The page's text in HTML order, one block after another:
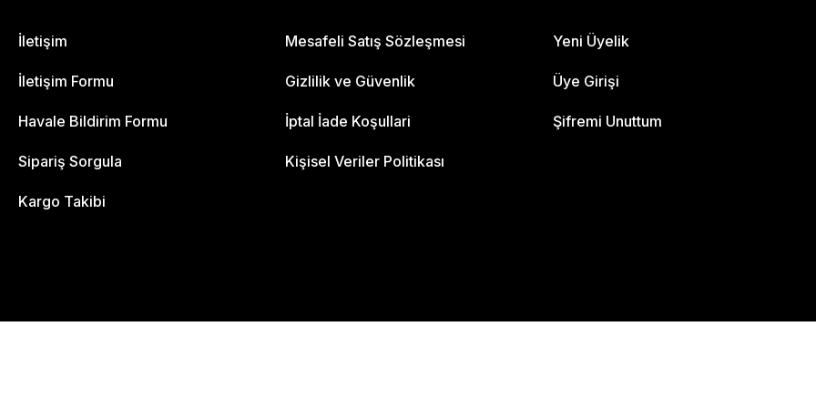
İletişim
İletişim Formu
Havale Bildirim Formu
Sipariş Sorgula
Kargo Takibi
Mesafeli Satış Sözleşmesi
Gizlilik ve Güvenlik
İptal İade Koşullari
Kişisel Veriler Politikası
Yeni Üyelik
Üye Girişi
Şifremi Unuttum